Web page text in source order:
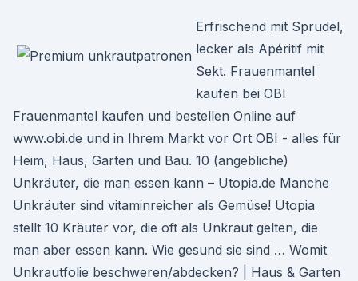
Erfrischend mit Sprudel,
lecker als Apéritif mit
Sekt. Frauenmantel
kaufen bei OBI
Frauenmantel kaufen und bestellen Online auf
www.obi.de und in Ihrem Markt vor Ort OBI - alles für
Heim, Haus, Garten und Bau. 10 (angebliche)
Unkräuter, die man essen kann – Utopia.de Manche
Unkräuter sind vitaminreicher als Gemüse! Utopia
stellt 10 Kräuter vor, die oft als Unkraut gelten, die
man aber essen kann. Wie gesund sie sind … Womit
Unkrautfolie beschweren/abdecken? | Haus & Garten